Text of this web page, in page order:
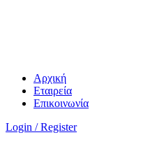
Αρχική
Εταιρεία
Επικοινωνία
Login / Register